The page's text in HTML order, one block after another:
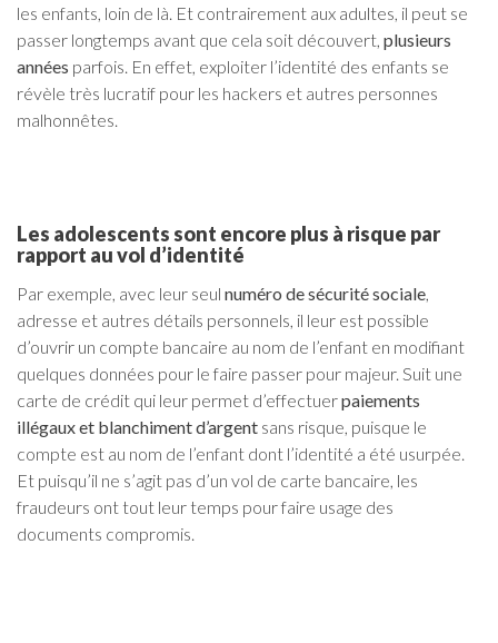
les enfants, loin de là. Et contrairement aux adultes, il peut se
passer longtemps avant que cela soit découvert, plusieurs
années parfois. En effet, exploiter l’identité des enfants se
révèle très lucratif pour les hackers et autres personnes
malhonnêtes.
Les adolescents sont encore plus à risque par
rapport au vol d’identité
Par exemple, avec leur seul numéro de sécurité sociale,
adresse et autres détails personnels, il leur est possible
d’ouvrir un compte bancaire au nom de l’enfant en modifiant
quelques données pour le faire passer pour majeur. Suit une
carte de crédit qui leur permet d’effectuerpaiements
illégaux et blanchiment d’argent sans risque, puisque le
compte est au nom de l’enfant dont l’identité a été usurpée.
Et puisqu’il ne s’agit pas d’un vol de carte bancaire, les
fraudeurs ont tout leur temps pour faire usage des
documents compromis.